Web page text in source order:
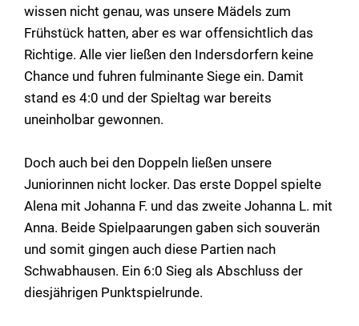
wissen nicht genau, was unsere Mädels zum
Frühstück hatten, aber es war offensichtlich das
Richtige. Alle vier ließen den Indersdorfern keine
Chance und fuhren fulminante Siege ein. Damit
stand es 4:0 und der Spieltag war bereits
uneinholbar gewonnen.
Doch auch bei den Doppeln ließen unsere
Juniorinnen nicht locker. Das erste Doppel spielte
Alena mit Johanna F. und das zweite Johanna L. mit
Anna. Beide Spielpaarungen gaben sich souverän
und somit gingen auch diese Partien nach
Schwabhausen. Ein 6:0 Sieg als Abschluss der
diesjährigen Punktspielrunde.